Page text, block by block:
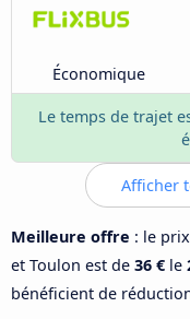
Économique
Le temps de trajet
Afficher
Meilleure offre : le
et Toulon est de 36 € le
bénéficient de